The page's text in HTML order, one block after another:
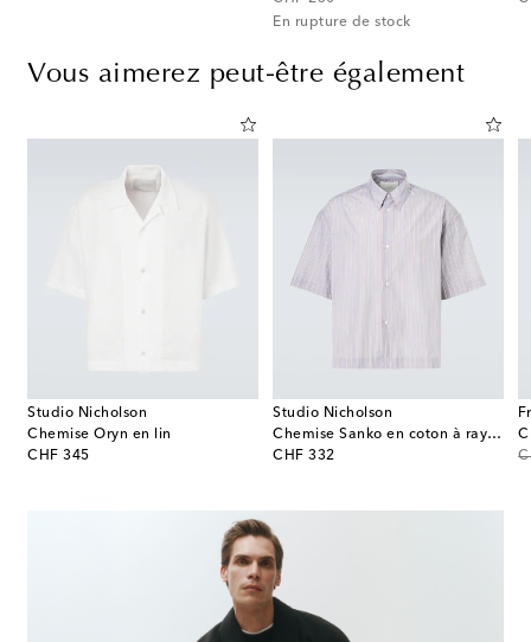
En rupture de stock
Vous aimerez peut-être également
Studio Nicholson
Chemise Oryn en lin
CHF 345
original price
Studio Nicholson
Chemise Sanko en coton à rayures
CHF 332
original price